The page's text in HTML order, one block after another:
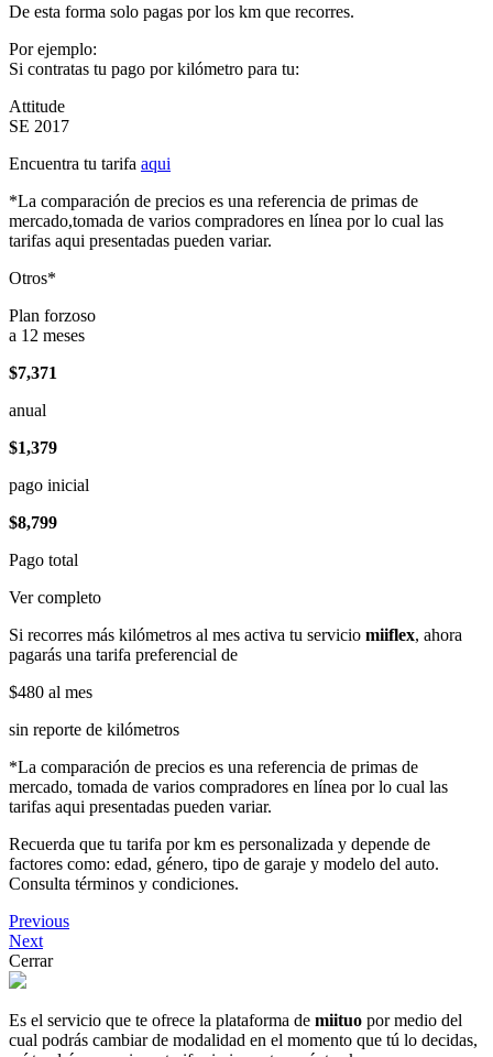
De esta forma solo pagas por los km que recorres.
Por ejemplo:
Si contratas tu pago por kilómetro para tu:
Attitude
SE 2017
Encuentra tu tarifa aqui
*La comparación de precios es una referencia de primas de
mercado,tomada de varios compradores en línea por lo cual las
tarifas aqui presentadas pueden variar.
Otros*
Plan forzoso
a 12 meses
$7,371
anual
$1,379
pago inicial
$8,799
Pago total
Ver completo
Si recorres más kilómetros al mes activa tu servicio miiflex, ahora
pagarás una tarifa preferencial de
$480 al mes
sin reporte de kilómetros
*La comparación de precios es una referencia de primas de
mercado, tomada de varios compradores en línea por lo cual las
tarifas aqui presentadas pueden variar.
Recuerda que tu tarifa por km es personalizada y depende de
factores como: edad, género, tipo de garaje y modelo del auto.
Consulta términos y condiciones.
Previous
Next
Cerrar
Es el servicio que te ofrece la plataforma de miituo por medio del
cual podrás cambiar de modalidad en el momento que tú lo decidas,